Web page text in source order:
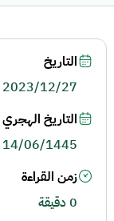
التاريخ
2023/12/27
التاريخ الهجري
14/06/1445
زمن القراءة
0 دقيقة